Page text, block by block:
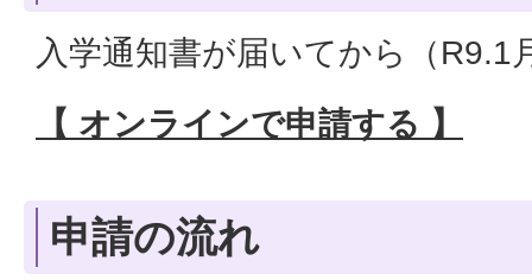
入学通知書が届いてから（R9.1
【 オンラインで申請する 】
申請の流れ